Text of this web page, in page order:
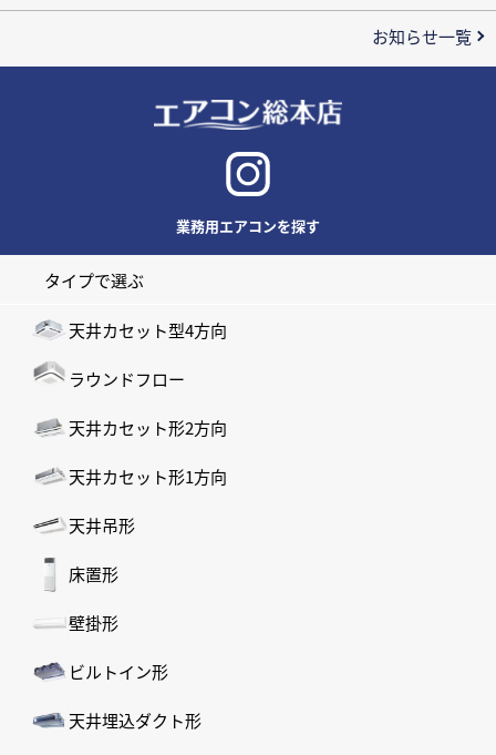
お知らせ一覧
業務用エアコンを探す
タイプで選ぶ
天井カセット型4方向
ラウンドフロー
天井カセット形2方向
天井カセット形1方向
天井吊形
床置形
壁掛形
ビルトイン形
天井埋込ダクト形